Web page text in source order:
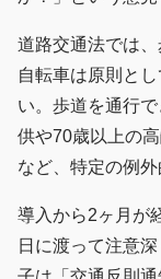
道路交通法では、
自転車は原則と
い。歩道を通行
供や70歳以上の
など、特定の例外
導入から2ヶ月が
日に渡って注意